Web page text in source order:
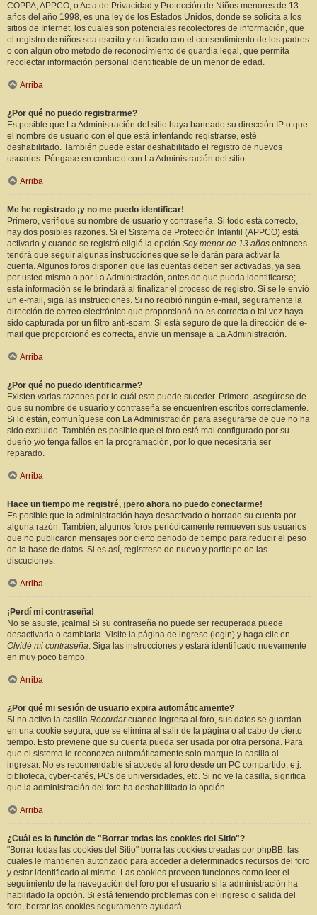
COPPA, APPCO, o Acta de Privacidad y Protección de Niños menores de 13
años del año 1998, es una ley de los Estados Unidos, donde se solicita a los
sitios de Internet, los cuales son potenciales recolectores de información, que
el registro de niños sea escrito y ratificado con el consentimiento de los padres
o con algún otro método de reconocimiento de guardia legal, que permita
recolectar información personal identificable de un menor de edad.
Arriba
¿Por qué no puedo registrarme?
Es posible que La Administración del sitio haya baneado su dirección IP o que
el nombre de usuario con el que está intentando registrarse, esté
deshabilitado. También puede estar deshabilitado el registro de nuevos
usuarios. Póngase en contacto con La Administración del sitio.
Arriba
Me he registrado ¡y no me puedo identificar!
Primero, verifique su nombre de usuario y contraseña. Si todo está correcto,
hay dos posibles razones. Si el Sistema de Protección Infantil (APPCO) está
activado y cuando se registró eligió la opción Soy menor de 13 años entonces
tendrá que seguir algunas instrucciones que se le darán para activar la
cuenta. Algunos foros disponen que las cuentas deben ser activadas, ya sea
por usted mismo o por La Administración, antes de que pueda identificarse;
esta información se le brindará al finalizar el proceso de registro. Si se le envió
un e-mail, siga las instrucciones. Si no recibió ningún e-mail, seguramente la
dirección de correo electrónico que proporcionó no es correcta o tal vez haya
sido capturada por un filtro anti-spam. Si está seguro de que la dirección de e-
mail que proporcionó es correcta, envíe un mensaje a La Administración.
Arriba
¿Por qué no puedo identificarme?
Existen varias razones por lo cuál esto puede suceder. Primero, asegúrese de
que su nombre de usuario y contraseña se encuentren escritos correctamente.
Si lo están, comuníquese con La Administración para asegurarse de que no ha
sido excluido. También es posible que el foro esté mal configurado por su
dueño y/o tenga fallos en la programación, por lo que necesitaría ser
reparado.
Arriba
Hace un tiempo me registré, ¡pero ahora no puedo conectarme!
Es posible que la administración haya desactivado o borrado su cuenta por
alguna razón. También, algunos foros periódicamente remueven sus usuarios
que no publicaron mensajes por cierto periodo de tiempo para reducir el peso
de la base de datos. Si es así, registrese de nuevo y participe de las
discuciones.
Arriba
¡Perdí mi contraseña!
No se asuste, ¡calma! Si su contraseña no puede ser recuperada puede
desactivarla o cambiarla. Visite la página de ingreso (login) y haga clic en
Olvidé mi contraseña. Siga las instrucciones y estará identificado nuevamente
en muy poco tiempo.
Arriba
¿Por qué mi sesión de usuario expira automáticamente?
Si no activa la casilla Recordarcuando ingresa al foro, sus datos se guardan
en una cookie segura, que se elimina al salir de la página o al cabo de cierto
tiempo. Esto previene que su cuenta pueda ser usada por otra persona. Para
que el sistema le reconozca automáticamente solo marque la casilla al
ingresar. No es recomendable si accede al foro desde un PC compartido, e.j.
biblioteca, cyber-cafés, PCs de universidades, etc. Si no ve la casilla, significa
que la administración del foro ha deshabilitado la opción.
Arriba
¿Cuál es la función de "Borrar todas las cookies del Sitio"?
"Borrar todas las cookies del Sitio" borra las cookies creadas por phpBB, las
cuales le mantienen autorizado para acceder a determinados recursos del foro
y estar identificado al mismo. Las cookies proveen funciones como leer el
seguimiento de la navegación del foro por el usuario si la administración ha
habilitado la opción. Si está teniendo problemas con el ingreso o salida del
foro, borrar las cookies seguramente ayudará.